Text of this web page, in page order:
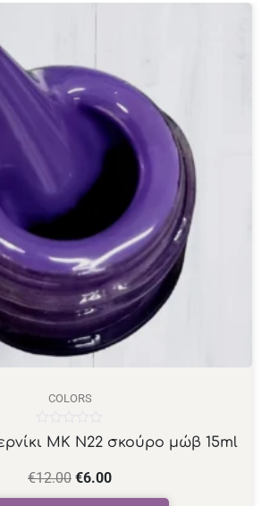
COLORS
ΜΚ Ν22 σκούρο μώβ 15ml
€12.00 €6.00
Βαθμολογήθηκε
με
από
5